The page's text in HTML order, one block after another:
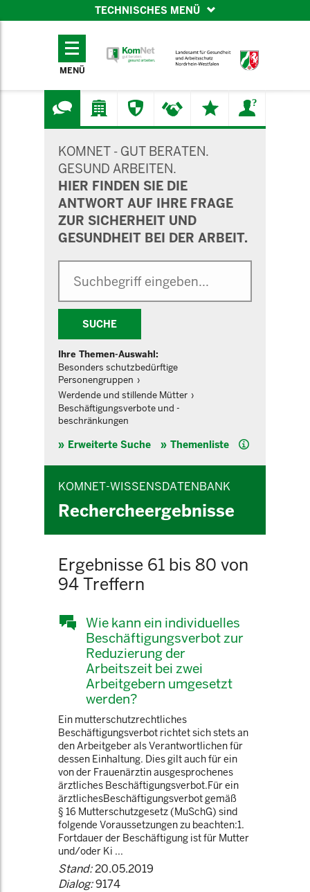
TECHNISCHES MENÜ
TECHNISCHES
MENÜ
KOMNET - GUT BERATEN.
GESUND ARBEITEN.
HIER FINDEN SIE DIE
ANTWORT AUF IHRE FRAGE
ZUR SICHERHEIT UND
GESUNDHEIT BEI DER ARBEIT.
SUCHE
Ihre Themen-Auswahl:
Besonders schutzbedürftige
Personengruppen
Werdende und stillende Mütter
Beschäftigungsverbote und -
beschränkungen
Erweiterte Suche Themenliste Hilfe
KOMNET-WISSENSDATENBANK
Rechercheergebnisse
Ergebnisse 61 bis 80 von
94 Treffern
Wie kann ein individuelles
Beschäftigungsverbot zur
Reduzierung der
Arbeitszeit bei zwei
Arbeitgebern umgesetzt
werden?
Ein mutterschutzrechtliches
Beschäftigungsverbot richtet sich stets an
den Arbeitgeber als Verantwortlichen für
dessen Einhaltung. Dies gilt auch für ein
von der Frauenärztin ausgesprochenes
ärztliches Beschäftigungsverbot.Für ein
ärztlichesBeschäftigungsverbot gemäß
§ 16 Mutterschutzgesetz (MuSchG) sind
folgende Voraussetzungen zu beachten:1.
Fortdauer der Beschäftigung ist für Mutter
und/oder Ki ...
Stand:20.05.2019
Dialog:9174